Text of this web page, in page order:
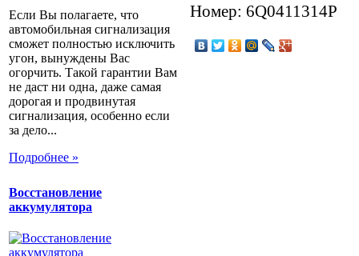
Если Вы полагаете, что
автомобильная сигнализация
сможет полностью исключить
угон, вынуждены Вас
огорчить. Такой гарантии Вам
не даст ни одна, даже самая
дорогая и продвинутая
сигнализация, особенно если
за дело...
Подробнее »
Восстановление
аккумулятора
Номер: 6Q0411314P